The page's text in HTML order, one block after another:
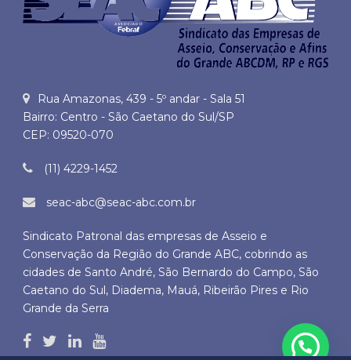
Rua Amazonas, 439 - 5º andar - Sala 51
Bairro: Centro - São Caetano do Sul/SP
CEP: 09520-070
(11) 4229-1452
seac-abc@seac-abc.com.br
Sindicato Patronal das empresas de Asseio e
Conservação da Região do Grande ABC, cobrindo as
cidades de Santo André, São Bernardo do Campo, São
Caetano do Sul, Diadema, Mauá, Ribeirão Pires e Rio
Grande da Serra